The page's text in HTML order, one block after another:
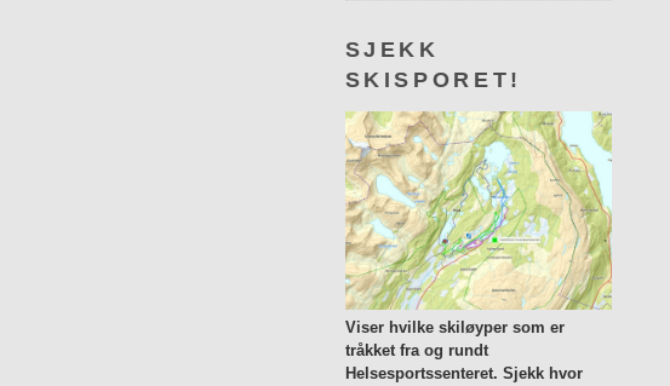
SJEKK
SKISPORET!
Viser hvilke skiløyper som er
tråkket fra og rundt
Helsesportssenteret. Sjekk hvor